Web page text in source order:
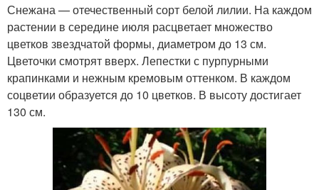
Снежана — отечественный сорт белой лилии. На каждом
растении в середине июля расцветает множество
цветков звездчатой формы, диаметром до 13 см.
Цветочки смотрят вверх. Лепестки с пурпурными
крапинками и нежным кремовым оттенком. В каждом
соцветии образуется до 10 цветков. В высоту достигает
130 см.